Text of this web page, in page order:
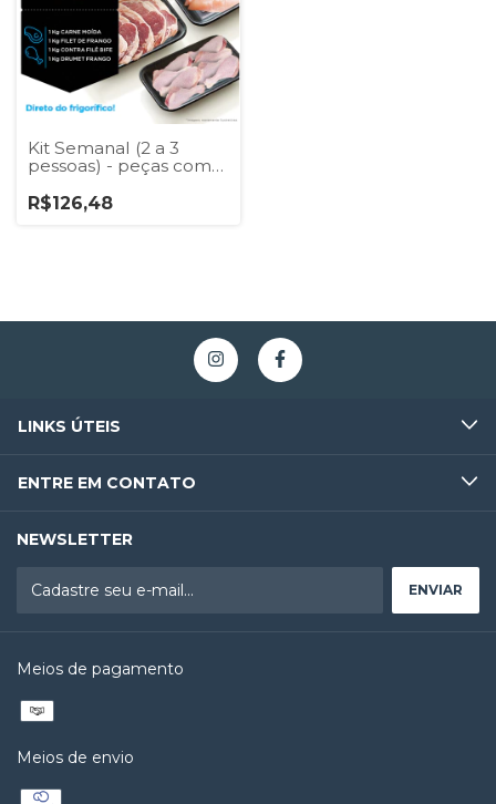
Kit Semanal (2 a 3
pessoas) - peças com
R$126,48
LINKS ÚTEIS
ENTRE EM CONTATO
NEWSLETTER
Meios de pagamento
Meios de envio